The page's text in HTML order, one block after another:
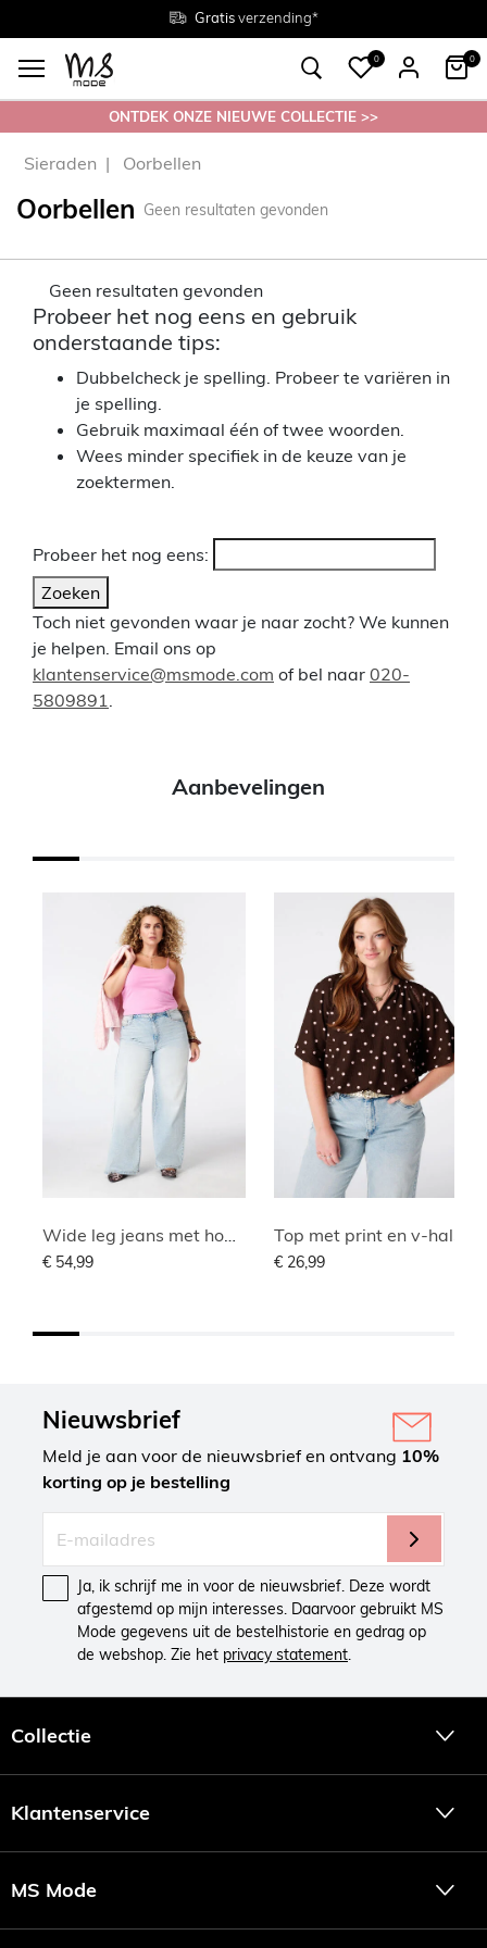
Gratisverzending*
Maten38 - 54
Gratisretourneren in de winkel
0 0
ONTDEK ONZE NIEUWE COLLECTIE >>
Sieraden Oorbellen
Oorbellen Geen resultaten gevonden
Geen resultaten gevonden
Probeer het nog eens en gebruik
onderstaande tips:
Dubbelcheck je spelling. Probeer te variëren in
je spelling.
Gebruik maximaal één of twee woorden.
Wees minder specifiek in de keuze van je
zoektermen.
Probeer het nog eens:
Zoeken
Toch niet gevonden waar je naar zocht? We kunnen
je helpen. Email ons op
klantenservice@msmode.com of bel naar 020-
5809891
Aanbevelingen
€ 54,99
Top met print en v-hals
€ 26,99
Nieuwsbrief
Meld je aan voor de nieuwsbrief en ontvang 10%
korting op je bestelling
Ja, ik schrijf me in voor de nieuwsbrief. Deze wordt
afgestemd op mijn interesses. Daarvoor gebruikt MS
Mode gegevens uit de bestelhistorie en gedrag op
de webshop. Zie het privacy statement
Collectie
Klantenservice
MS Mode